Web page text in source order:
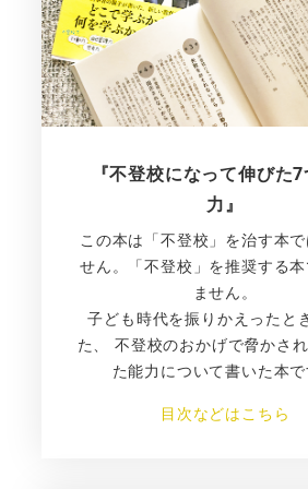
『不登校になって伸びた
力』
この本は「不登校」を治す本
せん。「不登校」を推奨する本
ません。
子ども時代を振りかえったと
た、 不登校のおかげで脅かさ
た能力について書いた本で
目次などはこちら